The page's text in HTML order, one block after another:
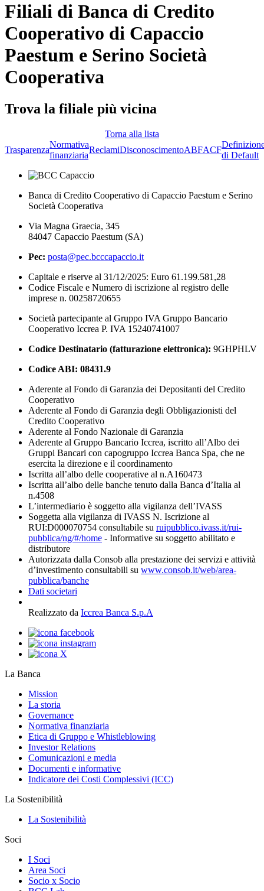
Filiali di Banca di Credito
Cooperativo di Capaccio
Paestum e Serino Società
Cooperativa
Trova la filiale più vicina
Torna alla lista
Trasparenza
Normativa
finanziaria
ReclamiDisconoscimentoABFACF
di Default
Banca di Credito Cooperativo di Capaccio Paestum e Serino
Società Cooperativa
Via Magna Graecia, 345
84047 Capaccio Paestum (SA)
Pec: posta@pec.bcccapaccio.it
Capitale e riserve al 31/12/2025: Euro 61.199.581,28
Codice Fiscale e Numero di iscrizione al registro delle
imprese n. 00258720655
Società partecipante al Gruppo IVA Gruppo Bancario
Cooperativo Iccrea P. IVA 15240741007
Codice Destinatario (fatturazione elettronica): 9GHPHLV
Codice ABI: 08431.9
Aderente al Fondo di Garanzia dei Depositanti del Credito
Cooperativo
Aderente al Fondo di Garanzia degli Obbligazionisti del
Credito Cooperativo
Aderente al Fondo Nazionale di Garanzia
Aderente al Gruppo Bancario Iccrea, iscritto all’Albo dei
Gruppi Bancari con capogruppo Iccrea Banca Spa, che ne
esercita la direzione e il coordinamento
Iscritta all’albo delle cooperative al n.A160473
Iscritta all’albo delle banche tenuto dalla Banca d’Italia al
n.4508
L’intermediario è soggetto alla vigilanza dell’IVASS
Soggetta alla vigilanza di IVASS N. Iscrizione al
RUI:D000070754 consultabile su ruipubblico.ivass.it/rui-
pubblica/ng/#/home - Informative su soggetto abilitato e
distributore
Autorizzata dalla Consob alla prestazione dei servizi e attività
d’investimento consultabili su www.consob.it/web/area-
pubblica/banche
Dati societari
Realizzato da Iccrea Banca S.p.A
La Banca
Mission
La storia
Governance
Normativa finanziaria
Etica di Gruppo e Whistleblowing
Investor Relations
Comunicazioni e media
Documenti e informative
Indicatore dei Costi Complessivi (ICC)
La Sostenibilità
La Sostenibilità
Soci
I Soci
Area Soci
Socio x Socio